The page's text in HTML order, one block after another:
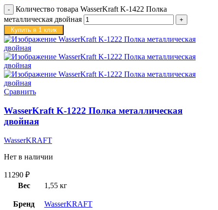
Количество товара WasserKraft K-1422 Полка
металлическая двойная
Купить в 1 клик
Сравнить
WasserKraft K-1222 Полка металлическая
двойная
WasserKRAFT
Нет в наличии
11290 ₽
Вес
1,55 кг
Бренд WasserKRAFT